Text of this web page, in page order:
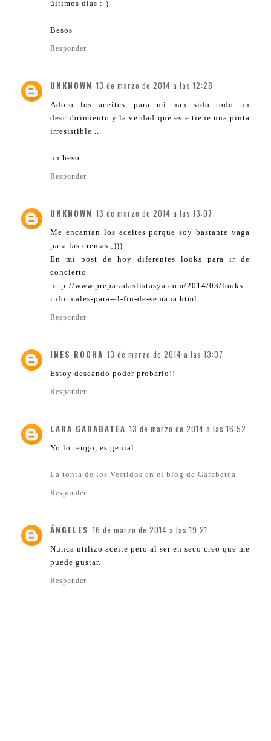
últimos días :-)
Besos
Responder
UNKNOWN 13 de marzo de 2014 a las 12:28
Adoro los aceites, para mi han sido todo un
descubrimiento y la verdad que este tiene una pinta
irresistible....
un beso
Responder
UNKNOWN 13 de marzo de 2014 a las 13:07
Me encantan los aceites porque soy bastante vaga
para las cremas ;)))
En mi post de hoy diferentes looks para ir de
concierto
http://www.preparadaslistasya.com/2014/03/looks-
informales-para-el-fin-de-semana.html
Responder
INES ROCHA 13 de marzo de 2014 a las 13:37
Estoy deseando poder probarlo!!
Responder
LARA GARABATEA 13 de marzo de 2014 a las 16:52
Yo lo tengo, es genial
La tonta de los Vestidos en el blog de Garabatea
Responder
ÁNGELES 16 de marzo de 2014 a las 19:21
Nunca utilizo aceite pero al ser en seco creo que me
puede gustar.
Responder